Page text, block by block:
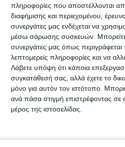
πληροφορίες που αποστέλλονται
διαφήμισης και περιεχομένου,
συνεργάτες μας ενδέχεται να
μέσω σάρωσης συσκευών. Μπορείτε
συνεργάτες μας όπως
λεπτομερείς πληροφορίες και να
Λάβετε υπόψη ότι κάποια
συγκατάθεσή σας, αλλά έχετε το
μόνο για αυτόν τον ιστότοπο.
ανά πάσα στιγμή επιστρέφοντας σε
μέρος της ιστοσελίδας.
να είναι ενήμερος για
χεριών.
συνεργασία στις
Σήμερα
την εφημερίδα ΝΕΟΣ
εξελίξεις στην περιοχή της